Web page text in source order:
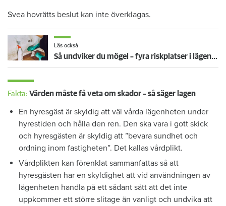
Svea hovrätts beslut kan inte överklagas.
Läs också
Så undviker du mögel – fyra riskplatser i lägenheten: ”Måste städa bort”
Fakta: Värden måste få veta om skador – så säger lagen
En hyresgäst är skyldig att väl vårda lägenheten under
hyrestiden och hålla den ren. Den ska vara i gott skick
och hyresgästen är skyldig att ”bevara sundhet och
ordning inom fastigheten”. Det kallas vårdplikt.
Vårdplikten kan förenklat sammanfattas så att
hyresgästen har en skyldighet att vid användningen av
lägenheten handla på ett sådant sätt att det inte
uppkommer ett större slitage än vanligt och undvika att